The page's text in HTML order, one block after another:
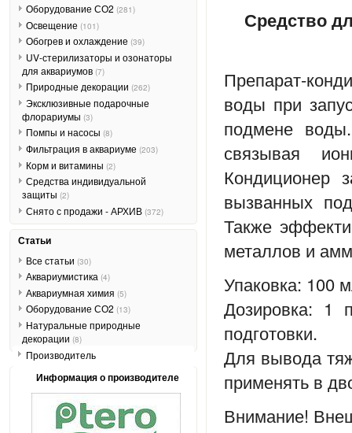
Средство
Препарат-
воды при
подмене
связывая
Кондиционер
вызванных
Также
металлов и
Упаковка: 100
Дозировка: 1
подготовки.
Для вывода
применять в
Внимание!
Оборудование СО2 (281)
Освещение (101)
Обогрев и охлаждение (39)
UV-стерилизаторы и озонаторы
для аквариумов (7)
Природные декорации (262)
Эксклюзивные подарочные
флорариумы (3)
Помпы и насосы (8)
Фильтрация в аквариуме (203)
Корм и витамины (2)
Средства индивидуальной
защиты (2)
Снято с продажи - АРХИВ (372)
Статьи
Все статьи (30)
Аквариумистика (4)
Аквариумная химия (5)
Оборудование СО2 (13)
Натуральные природные
декорации (8)
Производитель
Информация о производителе